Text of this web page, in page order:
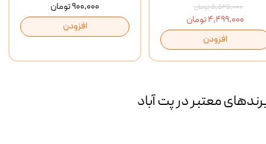
۹۰۰,۰۰۰ تومان
افزودن
۵,۵۲۵,۰۰۰ تومان
۴,۴۹۹,۰۰۰ تومان
افزودن
معتبر در پت آباد